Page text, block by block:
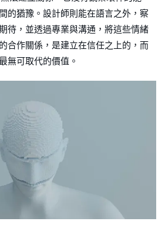
的猶豫。設計師則能在語言之外，察
待，並透過專業與溝通，將這些情緒
合作關係，是建立在信任之上的，而
無可取代的價值。